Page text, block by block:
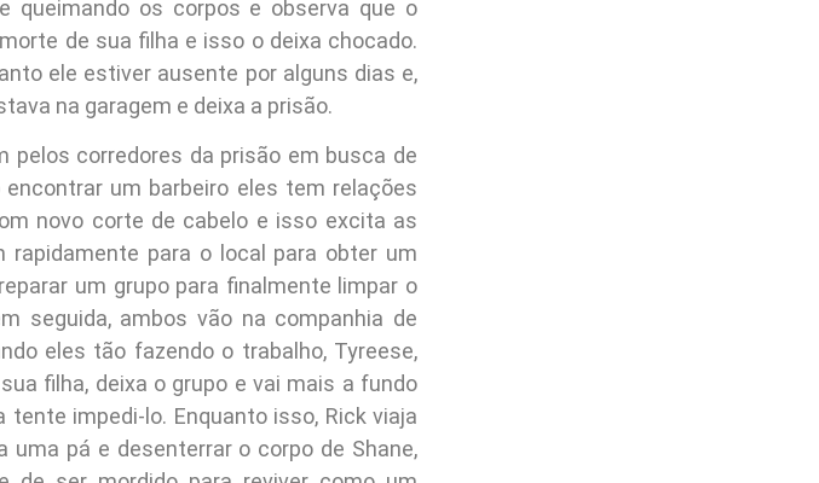
queimando os corpos e observa que o
de sua filha e isso o deixa chocado.
ele estiver ausente por alguns dias e,
na garagem e deixa a prisão.
pelos corredores da prisão em busca de
um barbeiro eles tem relações
novo corte de cabelo e isso excita as
rapidamente para o local para obter um
um grupo para finalmente limpar o
seguida, ambos vão na companhia de
eles tão fazendo o trabalho, Tyreese,
filha, deixa o grupo e vai mais a fundo
impedi-lo. Enquanto isso, Rick viaja
pá e desenterrar o corpo de Shane,